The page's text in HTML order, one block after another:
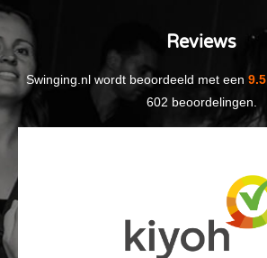
Reviews
Swinging.nl wordt beoordeeld met een 9.5
602 beoordelingen.